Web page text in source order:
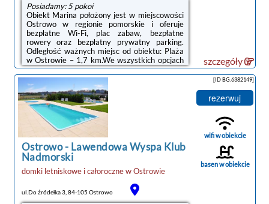
Posiadamy: 5 pokoi
Obiekt Marina położony jest w miejscowości
Ostrowo w regionie pomorskie i oferuje
bezpłatne Wi-Fi, plac zabaw, bezpłatne
rowery oraz bezpłatny prywatny parking.
Odległość ważnych miejsc od obiektu: Plaża
w Ostrowie – 1,7 km.We wszystkich opcjach
zakwaterowania znajduje się prywatna
łazienka z prysznicem, bezpłatnym zestawem
kosmetyków i suszarką do włosów.Obiekt
dysponuje sprzętem do grillowania.Okolica
jest popularna wśród miłośników trekkingu i
jazdy na rowerze. Goście mogą odprężyć się
w ogrodzie lub we wspólnym
salonie.Odległość ważnych miejsc od obiektu:
...
szczegóły
Ostrowo- Lawendowa Wyspa Klub
Nadmorski
domki letniskowe i całorocznewOstrowie
ul.Do źródełka 3, 84-105 Ostrowo
[ID BG.6382149]
rezerwuj
wifi w obiekcie
basen w obiekcie